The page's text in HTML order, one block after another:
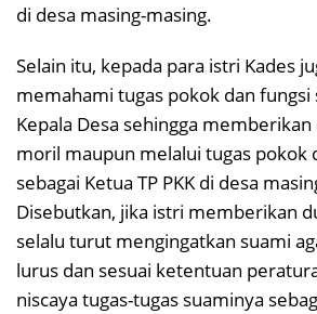
di desa masing-masing.
Selain itu, kepada para istri Kades
memahami tugas pokok dan fungsi
Kepala Desa sehingga
moril maupun melalui tugas pokok
sebagai Ketua TP PKK di desa
Disebutkan, jika istri memberikan
selalu turut mengingatkan suami
lurus dan sesuai ketentuan
niscaya tugas-tugas suaminya